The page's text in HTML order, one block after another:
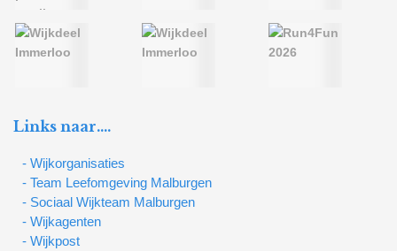
Links naar….
- Wijkorganisaties
- Team Leefomgeving Malburgen
- Sociaal Wijkteam Malburgen
- Wijkagenten
- Wijkpost